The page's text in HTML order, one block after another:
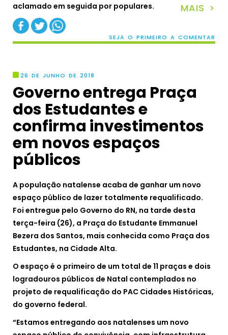
aclamado em seguida por populares.
MAIS >
SEJA O PRIMEIRO A COMENTAR
26 DE JUNHO DE 2018
Governo entrega Praça
dos Estudantes e
confirma investimentos
em novos espaços
públicos
A população natalense acaba de ganhar um novo
espaço público de lazer totalmente requalificado.
Foi entregue pelo Governo do RN, na tarde desta
terça-feira (26), a Praça do Estudante Emmanuel
Bezera dos Santos, mais conhecida como Praça dos
Estudantes, na Cidade Alta.
O espaço é o primeiro de um total de 11 praças e dois
logradouros públicos de Natal contemplados no
projeto de requalificação do PAC Cidades Históricas,
do governo federal.
“Estamos entregando aos natalenses um novo